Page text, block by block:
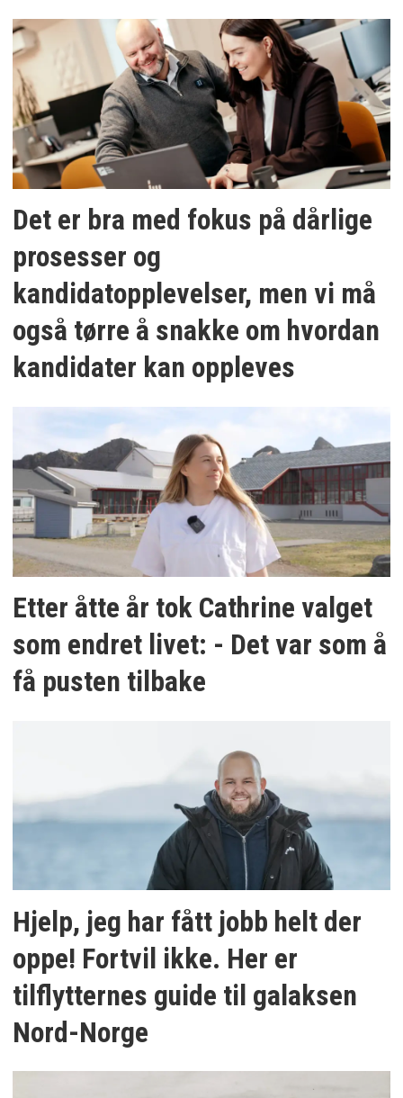
Det er bra med fokus på dårlige
prosesser og
kandidatopplevelser, men vi må
også tørre å snakke om hvordan
kandidater kan oppleves
Etter åtte år tok Cathrine valget
som endret livet: - Det var som å
få pusten tilbake
Hjelp, jeg har fått jobb helt der
oppe! Fortvil ikke. Her er
tilflytternes guide til galaksen
Nord-Norge